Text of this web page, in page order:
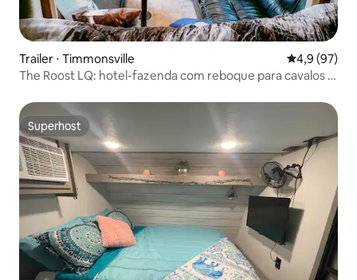
Trailer ⋅ Timmonsville 4,9 de uma
4,9 (97)
The Roost LQ: hotel-fazenda com reboque para cavalos e
Superhost
Superhost